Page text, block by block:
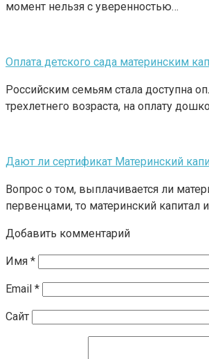
момент нельзя с уверенностью…
Оплата детского сада материнским
Российским семьям стала доступна
трехлетнего возраста, на оплату
Дают ли сертификат Материнский
Вопрос о том, выплачивается ли
первенцами, то материнский капитал
Добавить комментарий
Имя *
Email *
Сайт